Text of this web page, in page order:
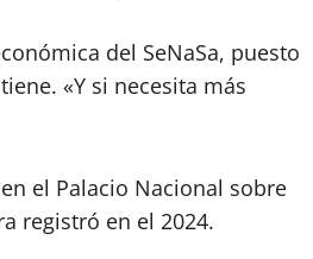
del SeNaSa, puesto
«Y si necesita más
el Palacio Nacional sobre
registró en el 2024.